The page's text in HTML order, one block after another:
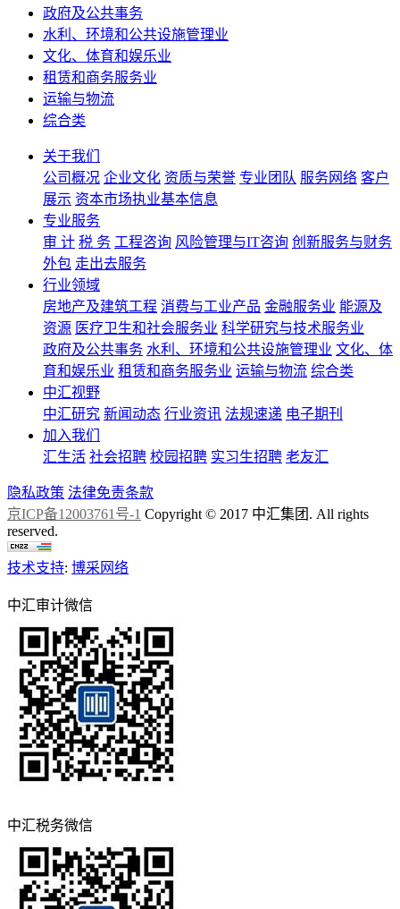
政府及公共事务
水利、环境和公共设施管理业
文化、体育和娱乐业
租赁和商务服务业
运输与物流
综合类
关于我们
公司概况 企业文化 资质与荣誉 专业团队 服务网络 客户
展示 资本市场执业基本信息
专业服务
审 计 税 务 工程咨询 风险管理与IT咨询 创新服务与财务
外包 走出去服务
行业领域
房地产及建筑工程 消费与工业产品 金融服务业 能源及
资源 医疗卫生和社会服务业 科学研究与技术服务业
政府及公共事务 水利、环境和公共设施管理业 文化、体
育和娱乐业 租赁和商务服务业 运输与物流 综合类
中汇视野
中汇研究 新闻动态 行业资讯 法规速递 电子期刊
加入我们
汇生活 社会招聘 校园招聘 实习生招聘 老友汇
隐私政策 法律免责条款
京ICP备12003761号-1 Copyright © 2017 中汇集团 . All rights
reserved.
技术支持: 博采网络
中汇审计微信
中汇税务微信